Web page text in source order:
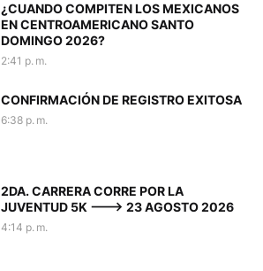
¿CUANDO COMPITEN LOS MEXICANOS
EN CENTROAMERICANO SANTO
DOMINGO 2026?
2:41 p. m.
CONFIRMACIÓN DE REGISTRO EXITOSA
6:38 p. m.
2DA. CARRERA CORRE POR LA
JUVENTUD 5K ---> 23 AGOSTO 2026
4:14 p. m.